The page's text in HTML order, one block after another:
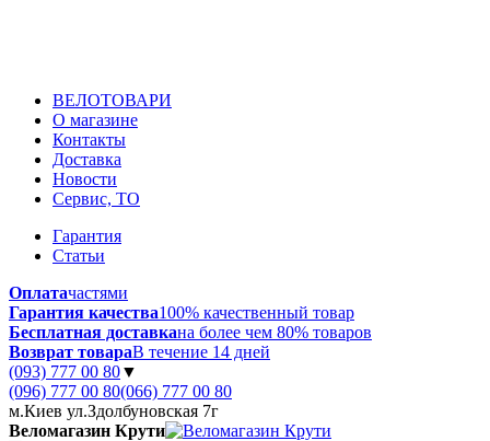
ВЕЛОТОВАРИ
О магазине
Контакты
Доставка
Новости
Сервис, ТО
Гарантия
Статьи
Оплатачастями
Гарантия качества100% качественный товар
Бесплатная доставкана более чем 80% товаров
Возврат товараВ течение 14 дней
(093) 777 00 80▼
(096) 777 00 80(066) 777 00 80
м.Киев ул.Здолбуновская 7г
Веломагазин Крути